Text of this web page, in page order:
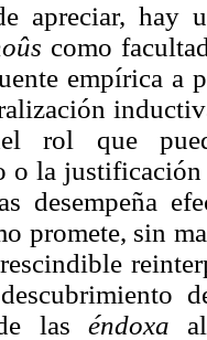
apreciar, hay
como
empírica a
rol que
o la
desempeña
promete, sin
las éndoxa